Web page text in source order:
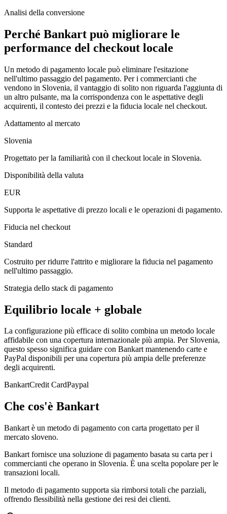
Analisi della conversione
Perché Bankart può migliorare le
performance del checkout locale
Un metodo di pagamento locale può eliminare l'esitazione
nell'ultimo passaggio del pagamento. Per i commercianti che
vendono in Slovenia, il vantaggio di solito non riguarda l'aggiunta di
un altro pulsante, ma la corrispondenza con le aspettative degli
acquirenti, il contesto dei prezzi e la fiducia locale nel checkout.
Adattamento al mercato
Slovenia
Progettato per la familiarità con il checkout locale in Slovenia.
Disponibilità della valuta
EUR
Supporta le aspettative di prezzo locali e le operazioni di pagamento.
Fiducia nel checkout
Standard
Costruito per ridurre l'attrito e migliorare la fiducia nel pagamento
nell'ultimo passaggio.
Strategia dello stack di pagamento
Equilibrio locale + globale
La configurazione più efficace di solito combina un metodo locale
affidabile con una copertura internazionale più ampia. Per Slovenia,
questo spesso significa guidare con Bankart mantenendo carte e
PayPal disponibili per una copertura più ampia delle preferenze
degli acquirenti.
BankartCredit CardPaypal
Che cos'è Bankart
Bankart è un metodo di pagamento con carta progettato per il
mercato sloveno.
Bankart fornisce una soluzione di pagamento basata su carta per i
commercianti che operano in Slovenia. È una scelta popolare per le
transazioni locali.
Il metodo di pagamento supporta sia rimborsi totali che parziali,
offrendo flessibilità nella gestione dei resi dei clienti.